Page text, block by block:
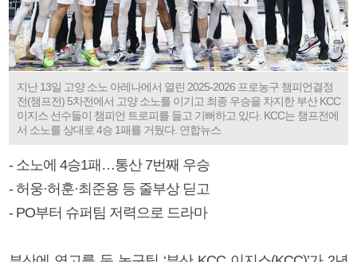
지난 13일 고양 소노 아레나에서 열린 2025-2026 프로농구 챔피언결정
전(챔프전) 5차전에서 고양 소노를 이기고 최종 우승을 차지한 부산 KCC
이지스 선수들이 챔피언 트로피를 들고 기뻐하고 있다. KCC는 챔프전에
서 소노를 상대로 4승 1패를 거뒀다. 연합뉴스
- 소노에 4승1패…통산 7번째 우승
- 허웅·허훈·최준용 등 줄부상 딛고
- PO부터 슈퍼팀 저력으로 드라마